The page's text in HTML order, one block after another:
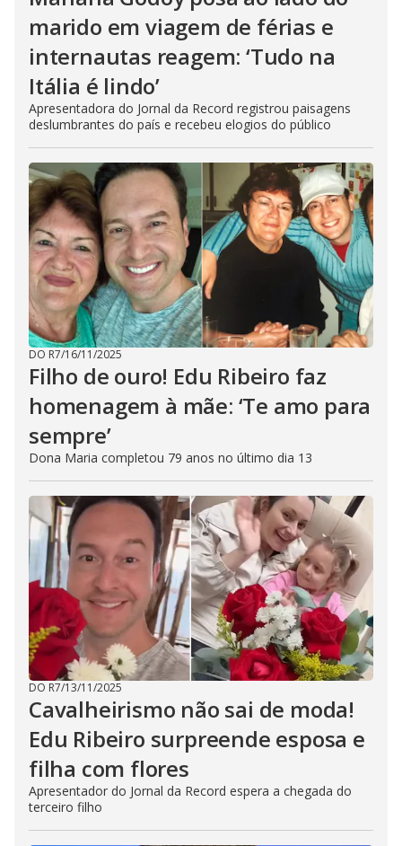
marido em viagem de férias e
internautas reagem: ‘Tudo na
Itália é lindo’
Apresentadora do Jornal da Record registrou paisagens
deslumbrantes do país e recebeu elogios do público
DO R7/16/11/2025
Filho de ouro! Edu Ribeiro faz
homenagem à mãe: ‘Te amo para
sempre’
Dona Maria completou 79 anos no último dia 13
DO R7/13/11/2025
Cavalheirismo não sai de moda!
Edu Ribeiro surpreende esposa e
filha com flores
Apresentador do Jornal da Record espera a chegada do
terceiro filho